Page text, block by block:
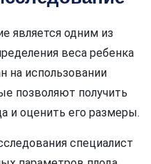
является одним из
веса ребенка
на использовании
позволяют получить
и оценить его размеры.
специалист